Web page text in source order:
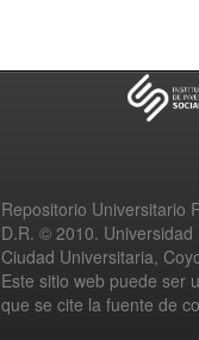
Repositorio Universitario
D.R. © 2010.
Ciudad Universitaria,
Este sitio web puede ser
que se cite la fuente de